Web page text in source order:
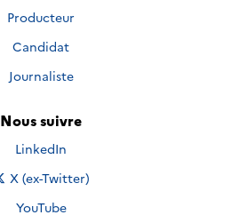
Producteur
Candidat
Journaliste
Nous suivre
Nous suivre sur
LinkedIn
Nous suivre sur
X (ex-Twitter)
Nous suivre sur
YouTube